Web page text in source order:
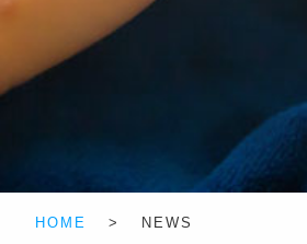
HOME > NEWS